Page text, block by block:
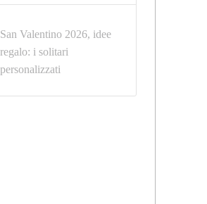
San Valentino 2026, idee
regalo: i solitari
personalizzati